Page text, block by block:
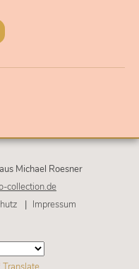
Michael Roesner
collection.de
Impressum